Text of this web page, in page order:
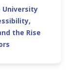
University
the Rise